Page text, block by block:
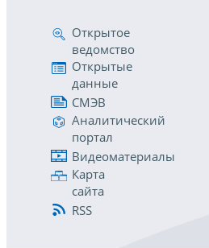
Открытое
ведомство
Открытые
данные
СМЭВ
Аналитический
портал
Видеоматериалы
Карта
сайта
RSS